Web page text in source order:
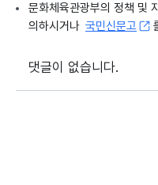
문화체육관광부의 정책 및
의하시거나 국민신문고
댓글이 없습니다.